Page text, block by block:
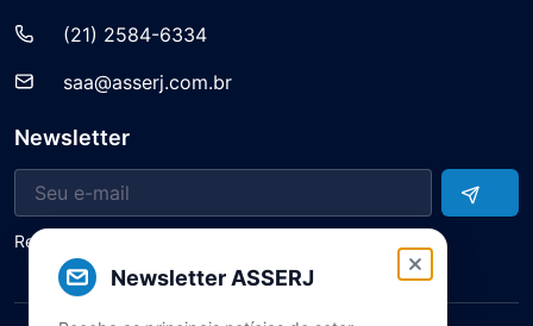
Newsletter ASSERJ
(21) 2584-6334
saa@asserj.com.br
Newsletter
Receba notícias e atualizações do setor